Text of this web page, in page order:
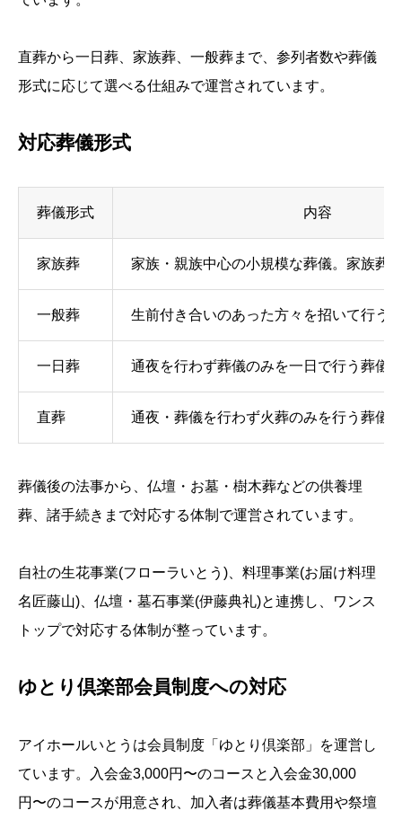
直葬から一日葬、家族葬、一般葬まで、参列者数や葬儀
形式に応じて選べる仕組みで運営されています。
対応葬儀形式
葬儀形式 内容
家族葬 家族・親族中心の小規模な葬儀。家族葬
一般葬 生前付き合いのあった方々を招いて行う
一日葬 通夜を行わず葬儀のみを一日で行う葬儀
直葬 通夜・葬儀を行わず火葬のみを行う葬儀
葬儀後の法事から、仏壇・お墓・樹木葬などの供養埋
葬、諸手続きまで対応する体制で運営されています。
自社の生花事業(フローラいとう)、料理事業(お届け料理
名匠藤山)、仏壇・墓石事業(伊藤典礼)と連携し、ワンス
トップで対応する体制が整っています。
ゆとり倶楽部会員制度への対応
アイホールいとうは会員制度「ゆとり倶楽部」を運営し
ています。入会金3,000円〜のコースと入会金30,000
円〜のコースが用意され、加入者は葬儀基本費用や祭壇